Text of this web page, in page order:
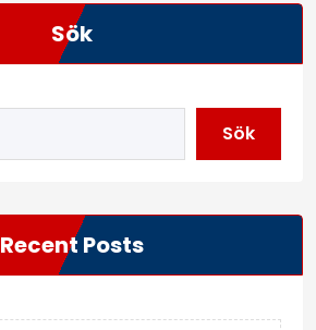
Sök
Sök
Recent Posts